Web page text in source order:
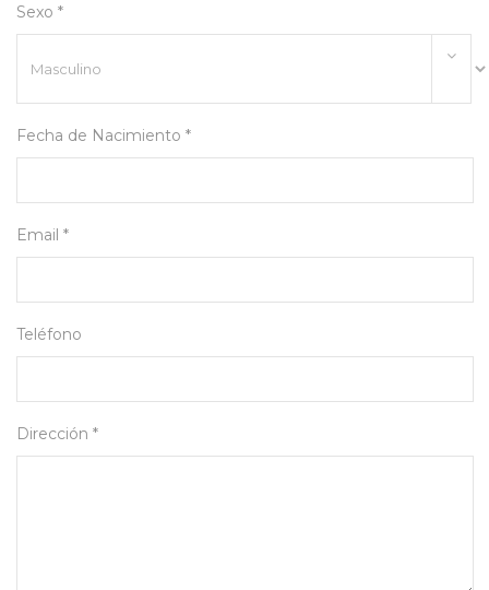
Sexo *
Fecha de Nacimiento *
Email *
Teléfono
Dirección *